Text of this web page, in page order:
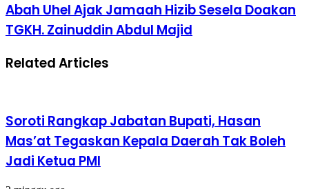
Abah Uhel Ajak Jamaah Hizib Sesela Doakan
TGKH. Zainuddin Abdul Majid
Related Articles
Soroti Rangkap Jabatan Bupati, Hasan
Mas’at Tegaskan Kepala Daerah Tak Boleh
Jadi Ketua PMI